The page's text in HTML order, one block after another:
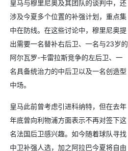
皇马与穆里尼奥及其团队的谈判中，还
涉及今夏多个位置的补强计划，重点集
中在防线。在这些讨论中，穆里尼奥提
出需要一名替补右后卫、一名与23岁的
阿尔瓦罗-卡雷拉斯竞争的左后卫、一
名具备统治力的中后卫以及一名创造型
中场。
皇马此前曾考虑引进科纳特，但在去年
年底曾向利物浦方面表示不再对签下这
名法国后卫感兴趣。如今随着球队寻找
中卫补强人选，加之阿拉巴今夏将自由